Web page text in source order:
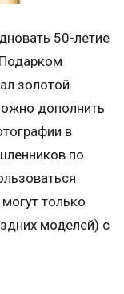
50-летие
золотой
дополнить
в
по
только
моделей) с